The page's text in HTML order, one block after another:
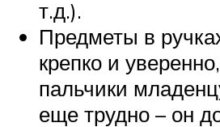
т.д.).
Предметы в
крепко и
пальчики
еще трудно – он